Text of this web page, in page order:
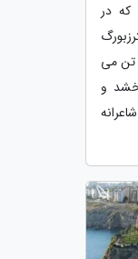
که در
تن می
و